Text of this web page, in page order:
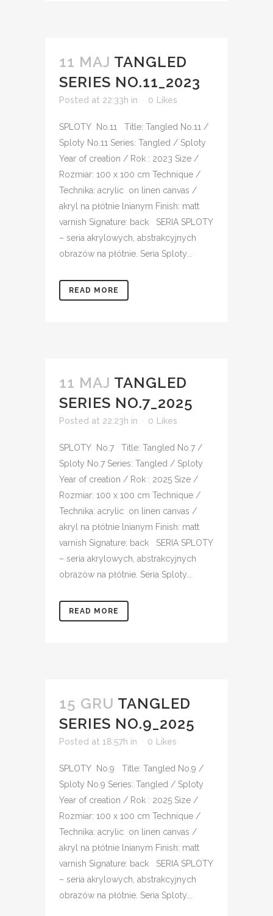
11 MAJ TANGLED
SERIES NO.11_2023
Posted at 22:33h in 0 Likes
SPLOTY No.11 Title: Tangled No.11 /
Sploty No.11 Series: Tangled / Sploty
Year of creation / Rok : 2023 Size /
Rozmiar: 100 x 100 cm Technique /
Technika: acrylic on linen canvas /
akryl na płótnie lnianym Finish: matt
varnish Signature: back SERIA SPLOTY
– seria akrylowych, abstrakcyjnych
obrazów na płótnie. Seria Sploty...
READ MORE
11 MAJ TANGLED
SERIES NO.7_2025
Posted at 22:23h in 0 Likes
SPLOTY No.7 Title: Tangled No.7 /
Sploty No.7 Series: Tangled / Sploty
Year of creation / Rok : 2025 Size /
Rozmiar: 100 x 100 cm Technique /
Technika: acrylic on linen canvas /
akryl na płótnie lnianym Finish: matt
varnish Signature: back SERIA SPLOTY
– seria akrylowych, abstrakcyjnych
obrazów na płótnie. Seria Sploty...
READ MORE
15 GRU TANGLED
SERIES NO.9_2025
Posted at 18:57h in 0 Likes
SPLOTY No.9 Title: Tangled No.9 /
Sploty No.9 Series: Tangled / Sploty
Year of creation / Rok : 2025 Size /
Rozmiar: 100 x 100 cm Technique /
Technika: acrylic on linen canvas /
akryl na płótnie lnianym Finish: matt
varnish Signature: back SERIA SPLOTY
– seria akrylowych, abstrakcyjnych
obrazów na płótnie. Seria Sploty...